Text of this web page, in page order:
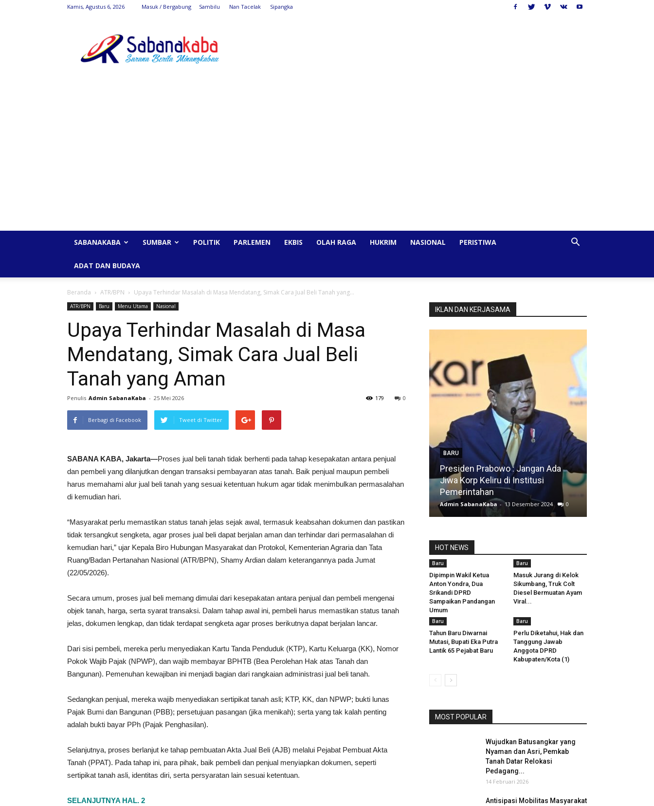
Kamis, Agustus 6, 2026 Masuk / Bergabung Sambilu Nan Tacelak Sipangka
SABANAKABA SUMBAR POLITIK PARLEMEN EKBIS OLAH RAGA HUKRIM NASIONAL PERISTIWA
ADAT DAN BUDAYA
Beranda ATR/BPN Upaya Terhindar Masalah di Masa Mendatang, Simak Cara Jual Beli Tanah yang...
ATR/BPN Baru Menu Utama Nasional
Upaya Terhindar Masalah di Masa
Mendatang, Simak Cara Jual Beli
Tanah yang Aman
Penulis Admin SabanaKaba - 25 Mei 2026 0
179
Berbagi di Facebook Tweet di Twitter
SABANA KABA, Jakarta—Proses jual beli tanah tidak berhenti pada tahap kesepakatan antara penjual
dan pembeli yang dilanjutkan dengan transaksi pembayaran atas tanah. Baik penjual maupun pembeli
harus memahami alur jual beli tanah yang sesuai ketentuan hukum agar tidak menimbulkan permasalahan
di kemudian hari.
“Masyarakat perlu memastikan status tanah jelas sejak awal, termasuk keabsahan dokumen dan pastikan
tidak tersangkut sengketa, agar proses jual beli dapat berjalan aman dan terhindar dari permasalahan di
kemudian hari,” ujar Kepala Biro Hubungan Masyarakat dan Protokol, Kementerian Agraria dan Tata
Ruang/Badan Pertanahan Nasional (ATR/BPN), Shamy Ardian dalam keterangannya pada Jumat
(22/05/2026).
Secara umum, proses jual beli memang dimulai dari kesepakatan antara penjual dan pembeli mengenai
objek tanah, harga, serta syarat transaksi. Dalam tahap awal ini, pembeli harus memastikan status tanah
jelas, dokumen lengkap, dan tidak terdapat sengketa agar proses berikutnya dapat berjalan lancar.
Dari sisi pembeli, mereka perlu menyediakan Kartu Tanda Penduduk (KTP), Kartu Keluarga (KK), Nomor
Pokok Wajib Pajak (NPWP), dan wajib membayar BPHTB (Bea Perolehan Hak atas Tanah dan
Bangunan). Pemenuhan kewajiban ini menjadi bagian dari rangkaian administrasi jual beli tanah.
Sedangkan penjual, mereka wajib menyediakan sertipikat tanah asli; KTP, KK, dan NPWP; bukti lunas
Pajak Bumi dan Bangunan (PBB); persetujuan pasangan (jika menikah); serta yang tak kalah penting
adalah bukti bayar PPh (Pajak Penghasilan).
Selanjutnya, proses berlanjut ke tahap pembuatan Akta Jual Beli (AJB) melalui Pejabat Pembuat Akta
Tanah (PPAT). Pada tahap ini, para pihak, baik pembeli dan penjual menyiapkan dokumen, seperti
sertipikat tanah asli, identitas diri, serta persyaratan lain sesuai ketentuan.
SELANJUTNYA HAL. 2
IKLAN DAN KERJASAMA
BARU
Presiden Prabowo : Jangan Ada
Jiwa Korp Keliru di Institusi
Pemerintahan
Admin SabanaKaba - 13 Desember 2024 0
HOT NEWS
Baru
Dipimpin Wakil Ketua
Anton Yondra, Dua
Srikandi DPRD
Sampaikan Pandangan
Umum
Baru
Masuk Jurang di Kelok
Sikumbang, Truk Colt
Diesel Bermuatan Ayam
Viral...
Baru
Tahun Baru Diwarnai
Mutasi, Bupati Eka Putra
Lantik 65 Pejabat Baru
Baru
Perlu Diketahui, Hak dan
Tanggung Jawab
Anggota DPRD
Kabupaten/Kota (1)
MOST POPULAR
Wujudkan Batusangkar yang
Nyaman dan Asri, Pemkab
Tanah Datar Relokasi
Pedagang...
14 Februari 2026
Antisipasi Mobilitas Masyarakat